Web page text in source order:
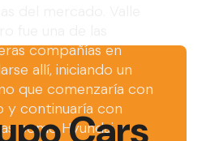
compañías en
allí, iniciando un
que comenzaría con
y continuaría con
como Hyundai y